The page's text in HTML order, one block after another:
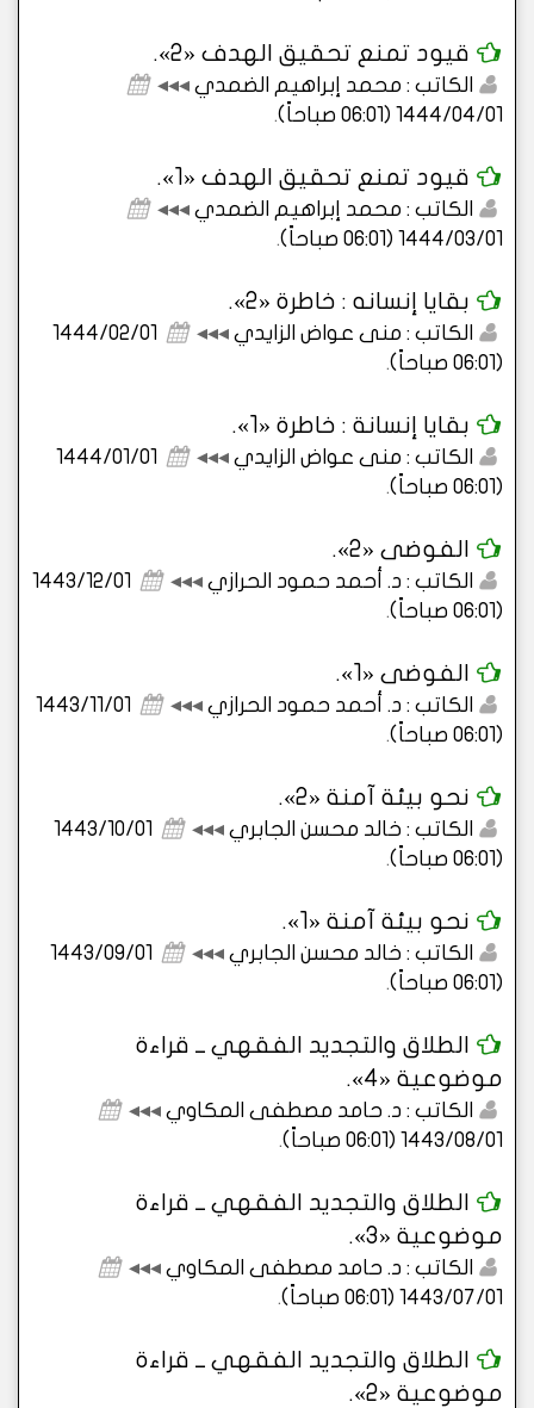
قيود تمنع تحقيق الهدف «2».
الكاتب : محمد إبراهيم الضمدي ◂◂◂
1444/04/01 (06:01 صباحاً)
.
قيود تمنع تحقيق الهدف «1».
الكاتب : محمد إبراهيم الضمدي ◂◂◂
1444/03/01 (06:01 صباحاً)
.
بقايا إنسانه : خاطرة «2».
الكاتب : منى عواض الزايدي ◂◂◂
1444/02/01
(06:01 صباحاً)
.
بقايا إنسانة : خاطرة «1».
الكاتب : منى عواض الزايدي ◂◂◂
1444/01/01
(06:01 صباحاً)
.
الفوضى «2».
الكاتب : د. أحمد حمود الحرازي ◂◂◂
1443/12/01
(06:01 صباحاً)
.
الفوضى «1».
الكاتب : د. أحمد حمود الحرازي ◂◂◂
1443/11/01
(06:01 صباحاً)
.
نحو بيئة آمنة «2».
الكاتب : خالد محسن الجابري ◂◂◂
1443/10/01
(06:01 صباحاً)
.
نحو بيئة آمنة «1».
الكاتب : خالد محسن الجابري ◂◂◂
1443/09/01
(06:01 صباحاً)
.
الطلاق والتجديد الفقهي ــ قراءة
موضوعية «4».
الكاتب : د. حامد مصطفى المكاوي ◂◂◂
1443/08/01 (06:01 صباحاً)
.
الطلاق والتجديد الفقهي ــ قراءة
موضوعية «3».
الكاتب : د. حامد مصطفى المكاوي ◂◂◂
1443/07/01 (06:01 صباحاً)
.
الطلاق والتجديد الفقهي ــ قراءة
موضوعية «2».